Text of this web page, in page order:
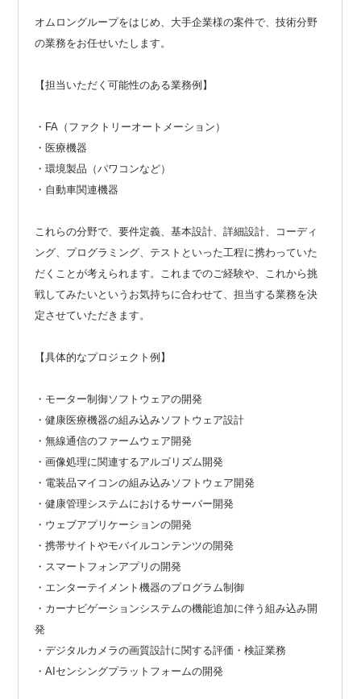
オムロングループをはじめ、大手企業様の案件で、技術分野
の業務をお任せいたします。
【担当いただく可能性のある業務例】
・FA（ファクトリーオートメーション）
・医療機器
・環境製品（パワコンなど）
・自動車関連機器
これらの分野で、要件定義、基本設計、詳細設計、コーディ
ング、プログラミング、テストといった工程に携わっていた
だくことが考えられます。これまでのご経験や、これから挑
戦してみたいというお気持ちに合わせて、担当する業務を決
定させていただきます。
【具体的なプロジェクト例】
・モーター制御ソフトウェアの開発
・健康医療機器の組み込みソフトウェア設計
・無線通信のファームウェア開発
・画像処理に関連するアルゴリズム開発
・電装品マイコンの組み込みソフトウェア開発
・健康管理システムにおけるサーバー開発
・ウェブアプリケーションの開発
・携帯サイトやモバイルコンテンツの開発
・スマートフォンアプリの開発
・エンターテイメント機器のプログラム制御
・カーナビゲーションシステムの機能追加に伴う組み込み開
発
・デジタルカメラの画質設計に関する評価・検証業務
・AIセンシングプラットフォームの開発